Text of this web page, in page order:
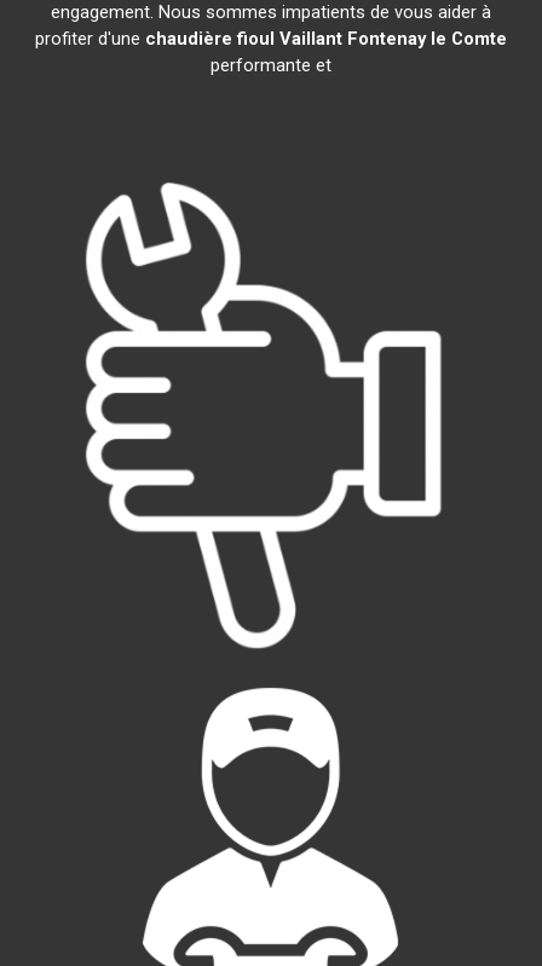
engagement. Nous sommes impatients de vous aider à
profiter d'une chaudière fioul Vaillant Fontenay le Comte
performante et